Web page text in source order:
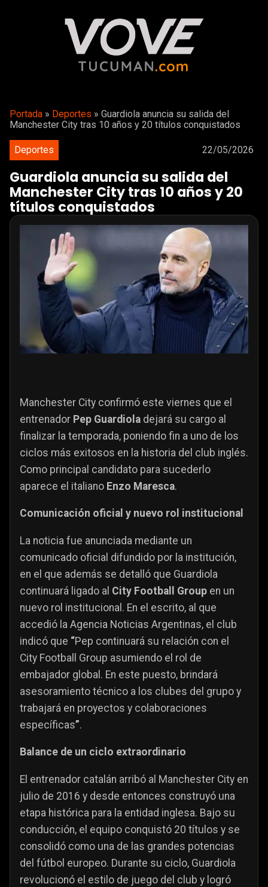
Portada » Deportes » Guardiola anuncia su salida del
Manchester City tras 10 años y 20 títulos conquistados
Deportes 22/05/2026
Guardiola anuncia su salida del
Manchester City tras 10 años y 20
títulos conquistados
Manchester City confirmó este viernes que el
entrenador Pep Guardiola dejará su cargo al
finalizar la temporada, poniendo fin a uno de los
ciclos más exitosos en la historia del club inglés.
Como principal candidato para sucederlo
aparece el italiano Enzo Maresca.
Comunicación oficial y nuevo rol institucional
La noticia fue anunciada mediante un
comunicado oficial difundido por la institución,
en el que además se detalló que Guardiola
continuará ligado al City Football Group en un
nuevo rol institucional. En el escrito, al que
accedió la Agencia Noticias Argentinas, el club
indicó que “Pep continuará su relación con el
City Football Group asumiendo el rol de
embajador global. En este puesto, brindará
asesoramiento técnico a los clubes del grupo y
trabajará en proyectos y colaboraciones
específicas”.
Balance de un ciclo extraordinario
El entrenador catalán arribó al Manchester City en
julio de 2016 y desde entonces construyó una
etapa histórica para la entidad inglesa. Bajo su
conducción, el equipo conquistó 20 títulos y se
consolidó como una de las grandes potencias
del fútbol europeo. Durante su ciclo, Guardiola
revolucionó el estilo de juego del club y logró